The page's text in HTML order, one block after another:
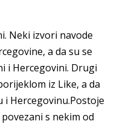
Neki izvori navode
a da su se
i Hercegovini. Drugi
iz Like, a da
i Hercegovinu.Postoje
s nekim od